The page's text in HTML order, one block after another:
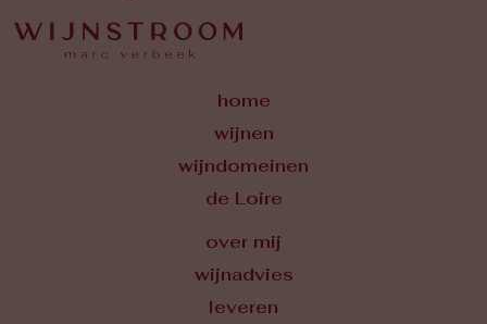
home
wijnen
wijndomeinen
de Loire
over mij
wijnadvies
leveren